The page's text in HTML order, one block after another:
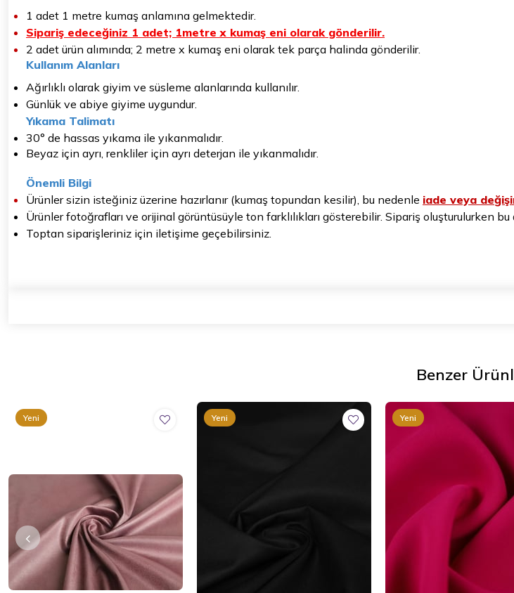
1 adet 1 metre kumaş anlamına gelmektedir.
Sipariş edeceğiniz 1 adet; 1metre x kumaş eni olarak gönderilir.
2 adet ürün alımında; 2 metre x kumaş eni olarak tek parça halinda gönderilir.
Kullanım Alanları
Ağırlıklı olarak giyim ve süsleme alanlarında kullanılır.
Günlük ve abiye giyime uygundur.
Yıkama Talimatı
30° de hassas yıkama ile yıkanmalıdır.
Beyaz için ayrı, renkliler için ayrı deterjan ile yıkanmalıdır.
Önemli Bilgi
Ürünler sizin isteğiniz üzerine hazırlanır (kumaş topundan kesilir), bu nedenle iade veya
Ürünler fotoğrafları ve orijinal görüntüsüyle ton farklılıkları gösterebilir. Sipariş oluşturulurken bu
Toptan siparişleriniz için iletişime geçebilirsiniz.
Benzer
Yeni
Yeni
Yeni